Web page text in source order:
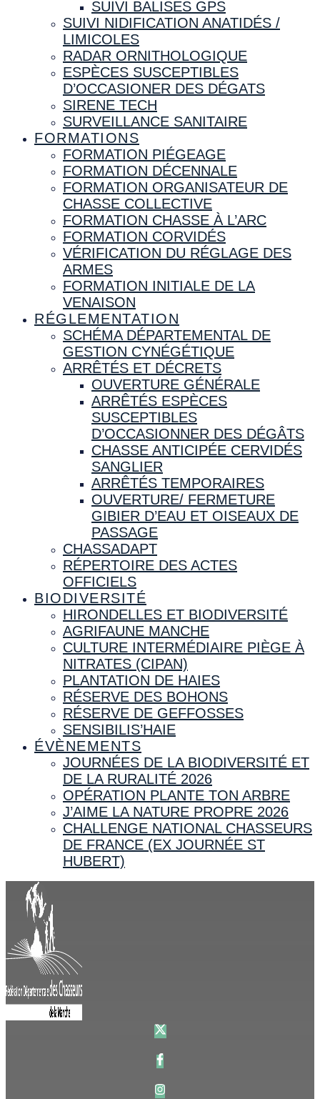
SUIVI BALISES GPS
SUIVI NIDIFICATION ANATIDÉS /
LIMICOLES
RADAR ORNITHOLOGIQUE
ESPÈCES SUSCEPTIBLES
D’OCCASIONER DES DÉGATS
SIRENE TECH
SURVEILLANCE SANITAIRE
FORMATIONS
FORMATION PIÉGEAGE
FORMATION DÉCENNALE
FORMATION ORGANISATEUR DE
CHASSE COLLECTIVE
FORMATION CHASSE À L’ARC
FORMATION CORVIDÉS
VÉRIFICATION DU RÉGLAGE DES
ARMES
FORMATION INITIALE DE LA
VENAISON
RÉGLEMENTATION
SCHÉMA DÉPARTEMENTAL DE
GESTION CYNÉGÉTIQUE
ARRÊTÉS ET DÉCRETS
OUVERTURE GÉNÉRALE
ARRÊTÉS ESPÈCES
SUSCEPTIBLES
D’OCCASIONNER DES DÉGÂTS
CHASSE ANTICIPÉE CERVIDÉS
SANGLIER
ARRÊTÉS TEMPORAIRES
OUVERTURE/ FERMETURE
GIBIER D’EAU ET OISEAUX DE
PASSAGE
CHASSADAPT
RÉPERTOIRE DES ACTES
OFFICIELS
BIODIVERSITÉ
HIRONDELLES ET BIODIVERSITÉ
AGRIFAUNE MANCHE
CULTURE INTERMÉDIAIRE PIÈGE À
NITRATES (CIPAN)
PLANTATION DE HAIES
RÉSERVE DES BOHONS
RÉSERVE DE GEFFOSSES
SENSIBILIS’HAIE
ÉVÈNEMENTS
JOURNÉES DE LA BIODIVERSITÉ ET
DE LA RURALITÉ 2026
OPÉRATION PLANTE TON ARBRE
J’AIME LA NATURE PROPRE 2026
CHALLENGE NATIONAL CHASSEURS
DE FRANCE (EX JOURNÉE ST
HUBERT)